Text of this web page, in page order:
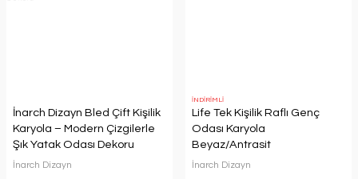
İnarch Dizayn Bled Çift Kişilik
Karyola – Modern Çizgilerle
Şık Yatak Odası Dekoru
İnarch Dizayn
İNDİRİMLİ
Life Tek Kişilik Raflı Genç
Odası Karyola
Beyaz/Antrasit
İnarch Dizayn